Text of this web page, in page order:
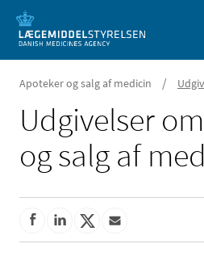
Apoteker og salg af medicin /
Udgivelser
og salg af